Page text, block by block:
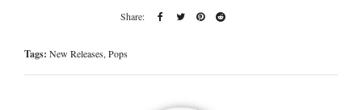
Tags: New Releases,Pops